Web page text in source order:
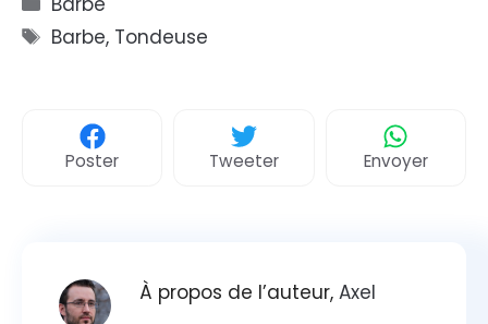
Étiquettes
Barbe, Tondeuse
Poster Tweeter Envoyer
À propos de l’auteur, Axel